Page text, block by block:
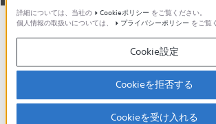
製品に関する
お知らせ
ご意見箱 ／改善事例紹介
詳細については、当社の
Cookieポリシー をご覧ください。
個人情報の取扱いについては、
プライバシーポリシー をご覧
Cookie設定
Cookieを拒否する
Cookieを受け入れる